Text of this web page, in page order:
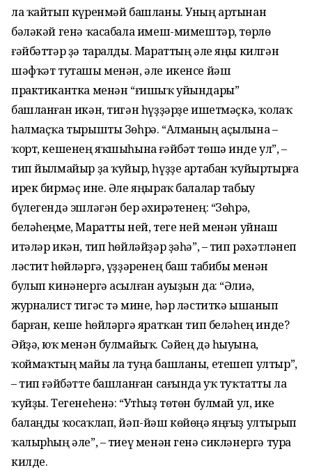
ла ҡайтып күренмәй башланы. Уның артынан
бәләкәй генә ҡасабала имеш-мимештәр, төрлө
ғәйбәттәр ҙә таралды. Мараттың әле яңы килгән
шәфҡәт туташы менән, әле икенсе йәш
практикантка менән “ғишыҡ уйындары”
башланған икән, тигән һүҙҙәрҙе ишетмәҫкә, ҡолаҡ
һалмаҫҡа тырышты Зөһрә. “Алманың аҫылына –
ҡорт, кешенең яҡшыһына ғәйбәт төшә инде ул”, –
тип йылмайыр ҙа ҡуйыр, һүҙҙе артабан ҡуйыртырға
ирек бирмәҫ ине. Әле яңыраҡ балалар табыу
бүлегендә эшләгән бер әхирәтенең: “Зөһрә,
беләһеңме, Маратты ней, теге ней менән уйнаш
итәләр икән, тип һөйләйҙәр ҙәһә”, – тип рәхәтләнеп
ләстит һөйләргә, үҙҙәренең баш табибы менән
булып кинәнергә асылған ауыҙын да: “Әлиә,
журналист тигәс тә мине, һәр ләститкә ышанып
барған, кеше һөйләргә яратҡан тип беләһең инде?
Әйҙә, юҡ менән булмайыҡ. Сәйең дә һыуына,
ҡоймаҡтың майы ла туңа башланы, етешеп ултыр”,
– тип ғәйбәтте башланған сағында уҡ туҡтатты ла
ҡуйҙы. Тегенеһенә: “Утһыҙ төтөн булмай ул, ике
балаңды ҡосаҡлап, йәп-йәш көйөңә яңғыҙ ултырып
ҡалырһың әле”, – тиеү менән генә сикләнергә тура
килде.